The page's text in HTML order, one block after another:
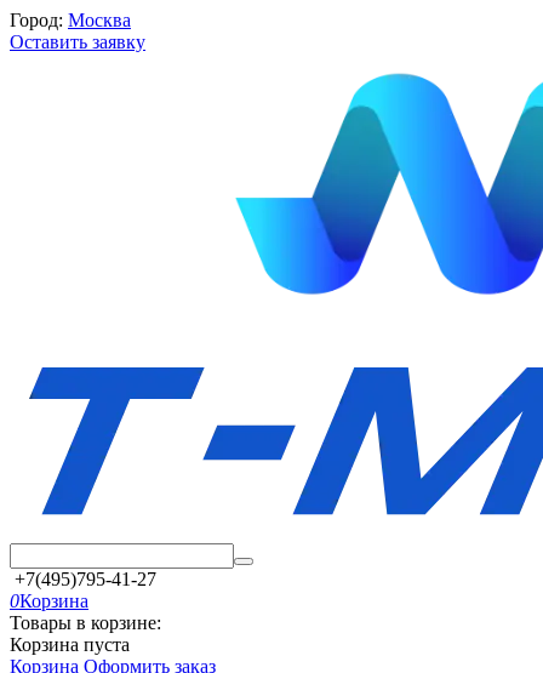
Город: Москва
Оставить заявку
+7(495)795-41-27
0Корзина
Товары в корзине:
Корзина пуста
Корзина Оформить заказ